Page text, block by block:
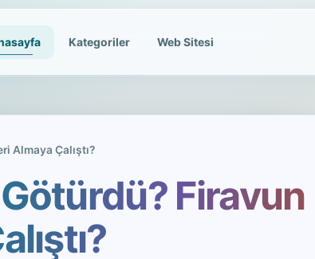
Kategoriler Web Sitesi
Almaya Çalıştı?
Firavun